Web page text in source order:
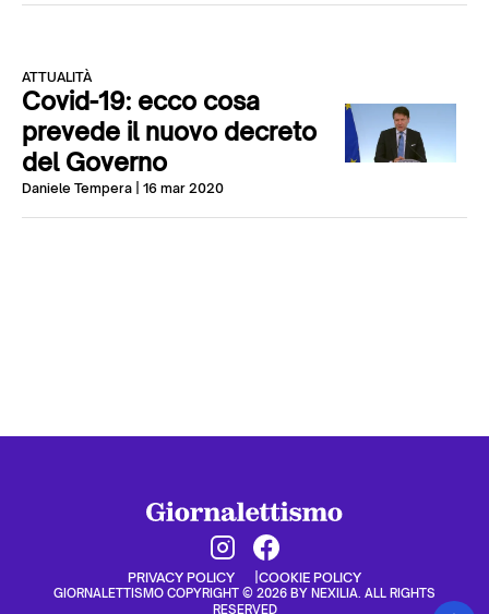
ATTUALITÀ
Covid-19: ecco cosa
prevede il nuovo decreto
del Governo
Daniele Tempera | 16 mar 2020
PRIVACY POLICY COOKIE POLICY
GIORNALETTISMO COPYRIGHT © 2026 BY NEXILIA. ALL RIGHTS
RESERVED